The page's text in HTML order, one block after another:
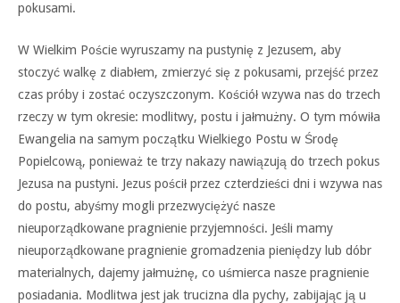
pokusami.
W Wielkim Poście wyruszamy na pustynię z Jezusem, aby
stoczyć walkę z diabłem, zmierzyć się z pokusami, przejść przez
czas próby i zostać oczyszczonym. Kościół wzywa nas do trzech
rzeczy w tym okresie: modlitwy, postu i jałmużny. O tym mówiła
Ewangelia na samym początku Wielkiego Postu w Środę
Popielcową, ponieważ te trzy nakazy nawiązują do trzech pokus
Jezusa na pustyni. Jezus pościł przez czterdzieści dni i wzywa nas
do postu, abyśmy mogli przezwyciężyć nasze
nieuporządkowane pragnienie przyjemności. Jeśli mamy
nieuporządkowane pragnienie gromadzenia pieniędzy lub dóbr
materialnych, dajemy jałmużnę, co uśmierca nasze pragnienie
posiadania. Modlitwa jest jak trucizna dla pychy, zabijając ją u